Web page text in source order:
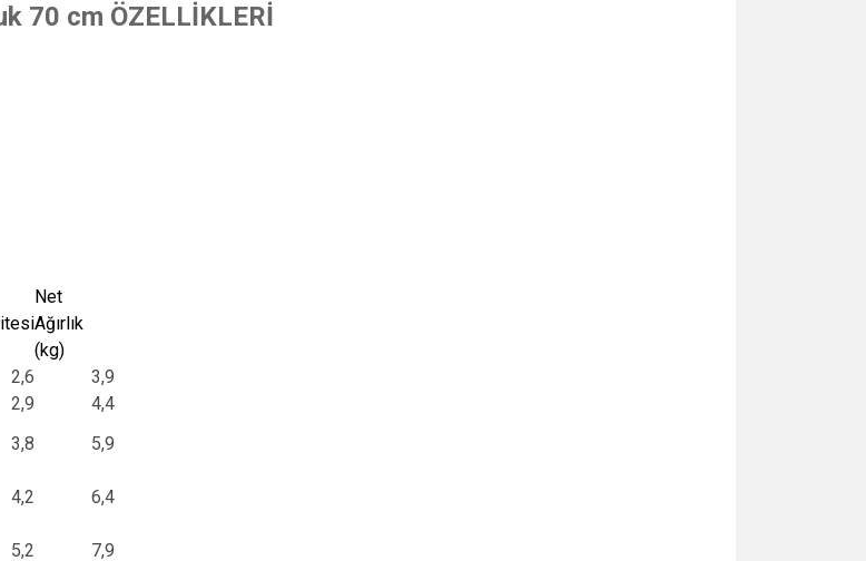
70 cm ÖZELLİKLERİ
Net
Ağırlık
(kg)
2,6
3,9
2,9
4,4
3,8
5,9
4,2
6,4
5,2
7,9